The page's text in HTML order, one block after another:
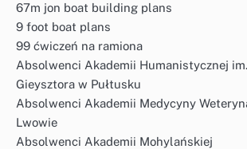
67m jon boat building plans
9 foot boat plans
99 ćwiczeń na ramiona
Absolwenci Akademii Humanistycznej
Gieysztora w Pułtusku
Absolwenci Akademii Medycyny
Lwowie
Absolwenci Akademii Mohylańskiej